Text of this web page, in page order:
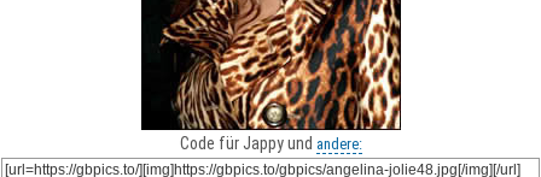
Code für Jappy und andere: